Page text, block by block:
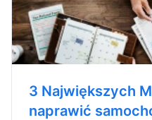
3 Największych
naprawić